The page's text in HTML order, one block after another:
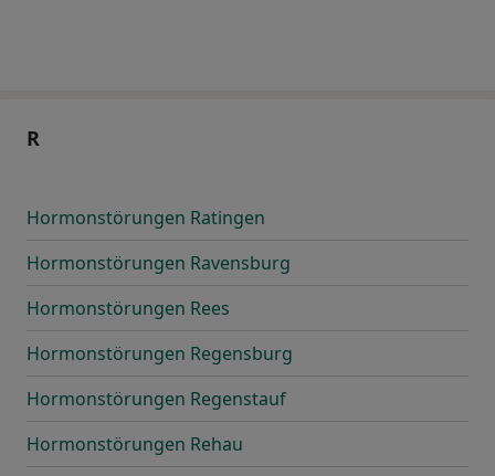
R
Hormonstörungen Ratingen
Hormonstörungen Ravensburg
Hormonstörungen Rees
Hormonstörungen Regensburg
Hormonstörungen Regenstauf
Hormonstörungen Rehau